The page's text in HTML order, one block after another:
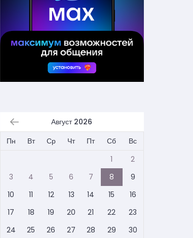
Август 2026
Пн
Вт Ср Чт Пт Сб
Вс
1
2
3
4 5 6 7 8
9
10
11 12 13 14 15
16
17
18 19 20 21 22
23
24
25 26 27 28 29
30